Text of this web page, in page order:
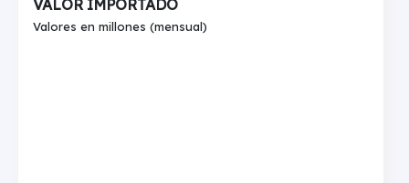
VALOR IMPORTADO
Valores en millones (mensual)